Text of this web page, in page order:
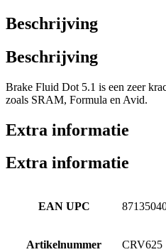
Beschrijving
Beschrijving
Brake Fluid Dot 5.1 is een zeer
zoals SRAM, Formula en Avid.
Extra informatie
Extra informatie
EAN UPC
Artikelnummer CRV625